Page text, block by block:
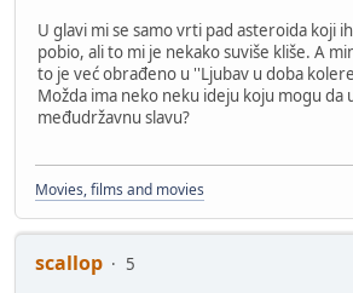
U glavi mi se samo vrti pad asteroida koji
pobio, ali to mi je nekako suviše kliše. A
to je već obrađeno u ''Ljubav u doba
Možda ima neko neku ideju koju mogu da
međudržavnu slavu?
Movies, films and movies
scallop
5